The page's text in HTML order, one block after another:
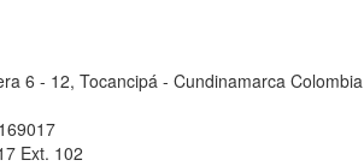
6 - 12, Tocancipá - Cundinamarca Colombia
Ext. 102